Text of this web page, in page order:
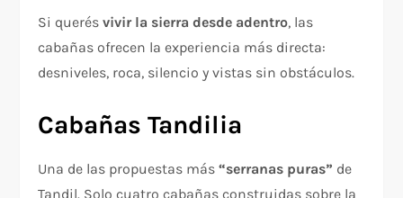
Si querésvivir la sierra desde adentro, las
cabañas ofrecen la experiencia más directa:
desniveles, roca, silencio y vistas sin obstáculos.
Cabañas Tandilia
Una de las propuestas más“serranas puras” de
Tandil. Solo cuatro cabañas construidas sobre la